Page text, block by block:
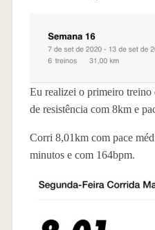
Eu realizei o primeiro treino
de resistência com 8km e
Corri 8,01km com pace
minutos e com 164bpm.